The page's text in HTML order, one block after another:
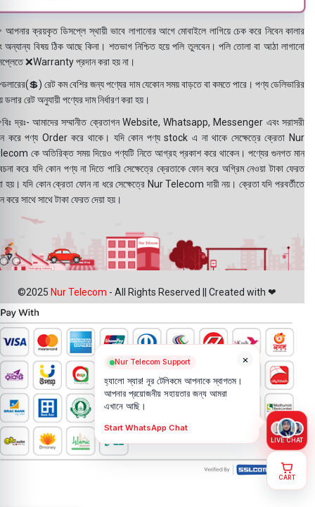
ক্রয়কৃত ডিসপ্লে স্থায়ী ভাবে লাগানোর আগে মোবাইলে লাগিয়ে চেক করে নিবেন কালার
অন্যান্য বিষয় ঠিক আছে কিনা। শতভাগ নিশ্চিত হয়ে পলি তুলবেন। পলি তোলা বা আঠা লাগানো
❌Warranty প্রদান করা হয় না।
রেট কম বেশির জন্য পণ্যের দাম যেকোন সময় বাড়তে বা কমতে পারে। পণ্য ডেলিভারির
ডলার রেট অনুযায়ী পণ্যের দাম নির্ধারণ করা হয়।
দ্রঃ- আমাদের সম্মানীত ক্রেতাগন Website, Whatsapp, Messenger এবং সরাসরী
করে পণ্য Order করে থাকে। যদি কোন পণ্য stock এ না থাকে সেক্ষেত্রে ক্রেতা Nur
কে অতিরিক্ত সময় দিয়েও পণ্যটি নিতে আগ্রহ প্রকাশ করে থাকেন। পণ্যের গুনগত মান
করে যদি কোন পণ্য না দিতে পারি সেক্ষেত্রে ক্রেতাকে ফোন করে অগ্রিম নেওয়া টাকা ফেরত
হয়। যদি কোন ক্রেতা ফোন না ধরে সেক্ষেত্রে Nur Telecom দায়ী নয়। ক্রেতা যদি পরবর্তীতে
করে সাথে সাথে টাকা ফেরত দেয়া হয়।
©2025 Nur Telecom - All Rights Reserved || Created with ❤
×
Nur Telecom Support
হ্যালো স্যার! নূর টেলিকমে আপনাকে স্বাগতম।
আপনার প্রয়োজনীয় সহায়তার জন্য আমরা
এখানে আছি।
Start WhatsApp Chat
LIVE CHAT
CART